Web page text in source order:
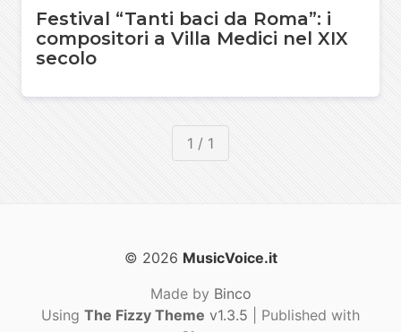
Festival “Tanti baci da Roma”: i
compositori a Villa Medici nel XIX
secolo
1 / 1
© 2026 MusicVoice.it
Made by Binco
Using The Fizzy Theme v1.3.5 | Published with